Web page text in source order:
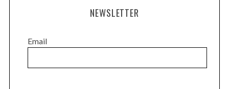
NEWSLETTER
Email